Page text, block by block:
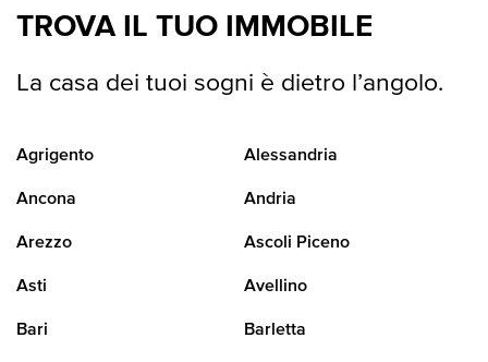
TROVA IL TUO IMMOBILE
La casa dei tuoi sogni è dietro l’angolo.
Agrigento Alessandria
Ancona Andria
Arezzo Ascoli Piceno
Asti Avellino
Bari Barletta